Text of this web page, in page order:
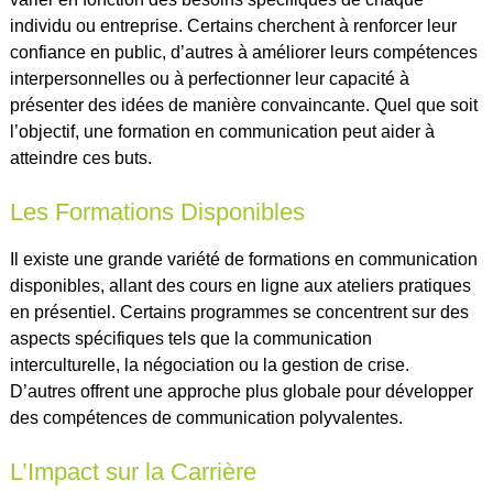
individu ou entreprise. Certains cherchent à renforcer leur
confiance en public, d’autres à améliorer leurs compétences
interpersonnelles ou à perfectionner leur capacité à
présenter des idées de manière convaincante. Quel que soit
l’objectif, une formation en communication peut aider à
atteindre ces buts.
Les Formations Disponibles
Il existe une grande variété de formations en communication
disponibles, allant des cours en ligne aux ateliers pratiques
en présentiel. Certains programmes se concentrent sur des
aspects spécifiques tels que la communication
interculturelle, la négociation ou la gestion de crise.
D’autres offrent une approche plus globale pour développer
des compétences de communication polyvalentes.
L’Impact sur la Carrière